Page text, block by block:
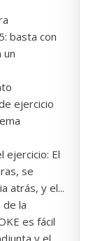
basta con
un
ejercicio
ejercicio: El
se
atrás, y el...
de la
es fácil